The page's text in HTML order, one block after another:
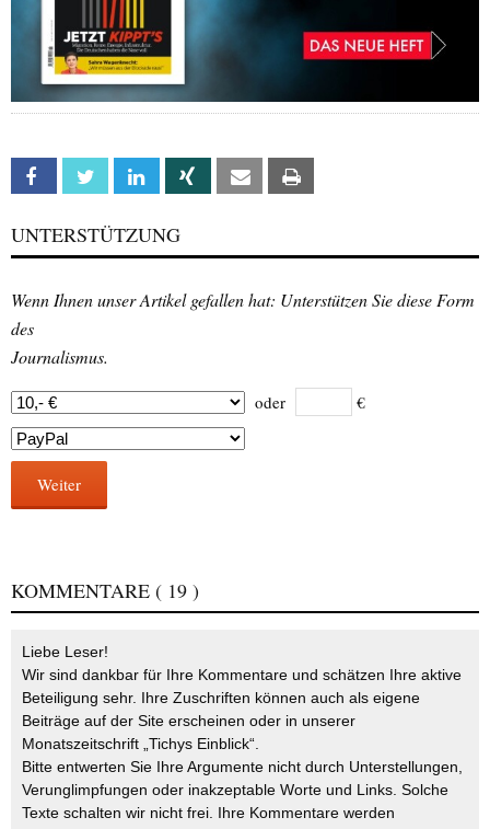
Facebook Twitter Linkedin Xing Email
UNTERSTÜTZUNG
Wenn Ihnen unser Artikel gefallen hat: Unterstützen Sie diese Form
des
Journalismus.
oder €
Weiter
KOMMENTARE ( 19 )
Liebe Leser!
Wir sind dankbar für Ihre Kommentare und schätzen Ihre aktive
Beteiligung sehr. Ihre Zuschriften können auch als eigene
Beiträge auf der Site erscheinen oder in unserer
Monatszeitschrift „Tichys Einblick“.
Bitte entwerten Sie Ihre Argumente nicht durch Unterstellungen,
Verunglimpfungen oder inakzeptable Worte und Links. Solche
Texte schalten wir nicht frei. Ihre Kommentare werden